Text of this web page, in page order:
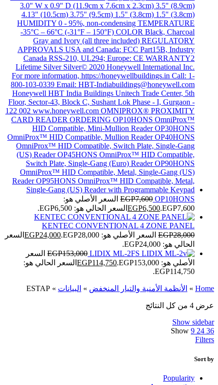
OP10HONS
EGP7,600
السعر الأصلي هو:
EGP7,600.
EGP6,500 السعر الحالي هو: EGP6,500.
KENTEC CONVENTIONAL 4 ZONE PANEL
EGP28,000 السعر الأصلي هو: EGP28,000. EGP24,000
السعر
الحالي هو: EGP24,000.
LIDIX ML-2FS
EGP153,000
السعر
الأصلي هو: EGP153,000.
EGP114,750
السعر الحالي هو:
EGP114,750.
Home
» الأنظمة الأمنية والتيار المنخفض » البيانات »
ESTAP
عرض ⁦4⁩ من كل النتائج
Show sidebar
Show 9 24 36
Filters
Sort by
Popularity